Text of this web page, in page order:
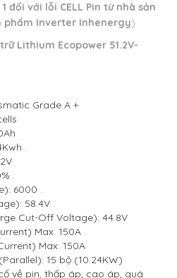
đối với lỗi CELL Pin từ nhà sản
phẩm Inverter Inhenergy)
Lithium Ecopower 51.2V-
Grade A +
.
.
6000 .
58.4V .
Cut-Off Voltage): 44.8V
Max: 150A .
Max: 150A
15 bộ (10.24KW)
về pin, thấp áp, cao áp, quá